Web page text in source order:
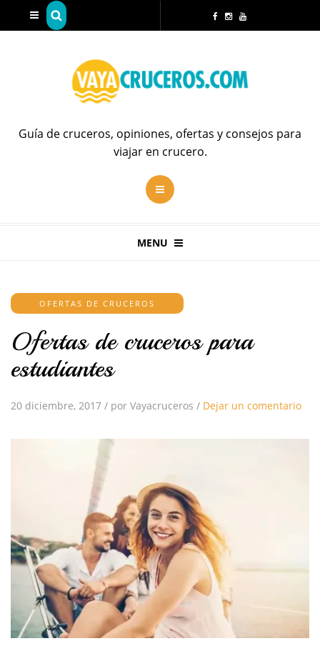
Guía de cruceros, opiniones, ofertas y consejos para
viajar en crucero.
MENU
OFERTAS DE CRUCEROS
Ofertas de cruceros para
estudiantes
20 diciembre, 2017 / por Vayacruceros / Dejar un comentario